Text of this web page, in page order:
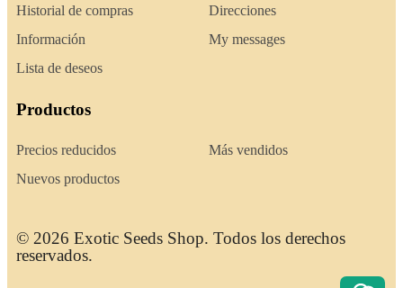
Historial de compras
Información
Lista de deseos
Direcciones
My messages
Productos
Precios reducidos
Nuevos productos
Más vendidos
© 2026 Exotic Seeds Shop. Todos los derechos
reservados.